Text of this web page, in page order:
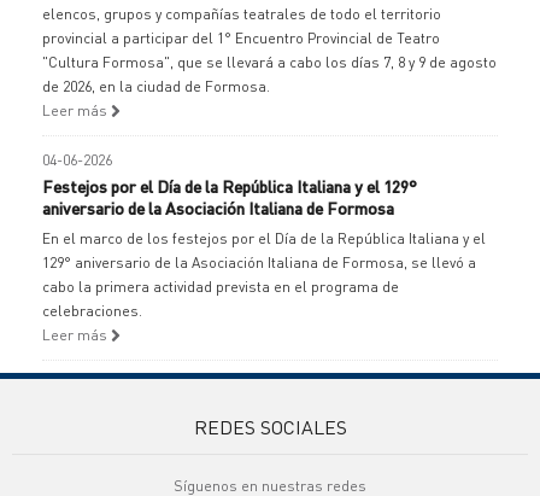
elencos, grupos y compañías teatrales de todo el territorio
provincial a participar del 1° Encuentro Provincial de Teatro
"Cultura Formosa", que se llevará a cabo los días 7, 8 y 9 de agosto
de 2026, en la ciudad de Formosa.
Leer más
04-06-2026
Festejos por el Día de la República Italiana y el 129°
aniversario de la Asociación Italiana de Formosa
En el marco de los festejos por el Día de la República Italiana y el
129° aniversario de la Asociación Italiana de Formosa, se llevó a
cabo la primera actividad prevista en el programa de
celebraciones.
Leer más
REDES SOCIALES
Síguenos en nuestras redes